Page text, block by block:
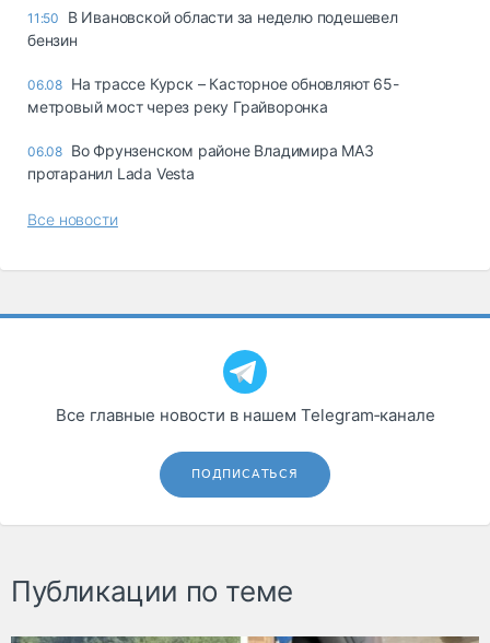
11:50
В Ивановской области за неделю подешевел
бензин
06.08 На трассе Курск – Касторное обновляют 65-
метровый мост через реку Грайворонка
06.08 Во Фрунзенском районе Владимира МАЗ
протаранил Lada Vesta
Все новости
Все главные новости в нашем Telegram‑канале
ПОДПИСАТЬСЯ
Публикации по теме